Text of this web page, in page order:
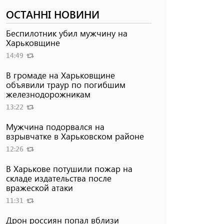
ОСТАННІ НОВИНИ
Беспилотник убил мужчину на
Харьковщине
14:49
В громаде на Харьковщине
объявили траур по погибшим
железнодорожникам
13:22
Мужчина подорвался на
взрывчатке в Харьковском районе
12:26
В Харькове потушили пожар на
складе издательства после
вражеской атаки
11:31
Дрон россиян попал вблизи